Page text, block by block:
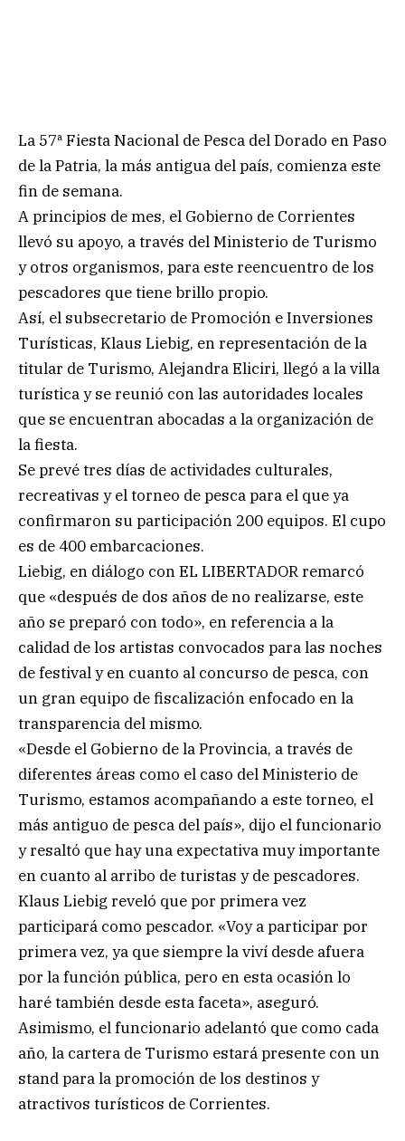
La 57ª Fiesta Nacional de Pesca del Dorado en Paso
de la Patria, la más antigua del país, comienza este
fin de semana.
A principios de mes, el Gobierno de Corrientes
llevó su apoyo, a través del Ministerio de Turismo
y otros organismos, para este reencuentro de los
pescadores que tiene brillo propio.
Así, el subsecretario de Promoción e Inversiones
Turísticas, Klaus Liebig, en representación de la
titular de Turismo, Alejandra Eliciri, llegó a la villa
turística y se reunió con las autoridades locales
que se encuentran abocadas a la organización de
la fiesta.
Se prevé tres días de actividades culturales,
recreativas y el torneo de pesca para el que ya
confirmaron su participación 200 equipos. El cupo
es de 400 embarcaciones.
Liebig, en diálogo con EL LIBERTADOR remarcó
que «después de dos años de no realizarse, este
año se preparó con todo», en referencia a la
calidad de los artistas convocados para las noches
de festival y en cuanto al concurso de pesca, con
un gran equipo de fiscalización enfocado en la
transparencia del mismo.
«Desde el Gobierno de la Provincia, a través de
diferentes áreas como el caso del Ministerio de
Turismo, estamos acompañando a este torneo, el
más antiguo de pesca del país», dijo el funcionario
y resaltó que hay una expectativa muy importante
en cuanto al arribo de turistas y de pescadores.
Klaus Liebig reveló que por primera vez
participará como pescador. «Voy a participar por
primera vez, ya que siempre la viví desde afuera
por la función pública, pero en esta ocasión lo
haré también desde esta faceta», aseguró.
Asimismo, el funcionario adelantó que como cada
año, la cartera de Turismo estará presente con un
stand para la promoción de los destinos y
atractivos turísticos de Corrientes.